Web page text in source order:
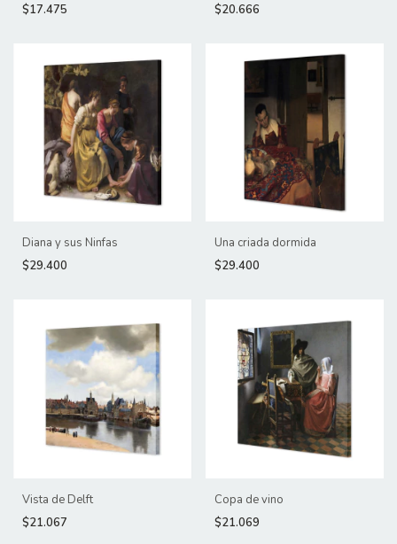
$17.475
$20.666
Diana y sus Ninfas
$29.400
Una criada dormida
$29.400
Vista de Delft
$21.067
Copa de vino
$21.069